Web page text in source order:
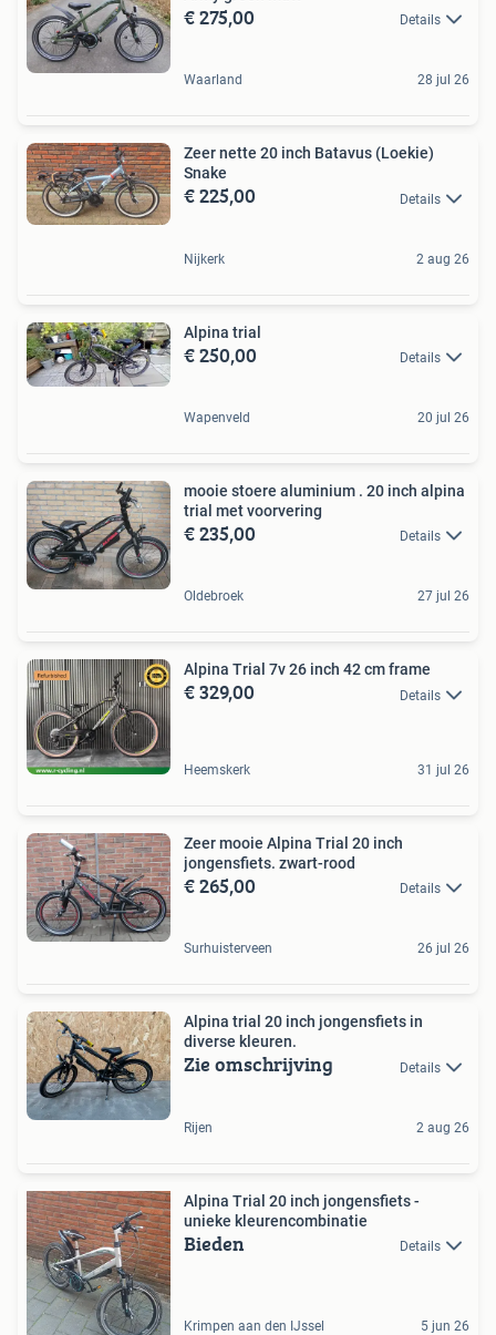
€ 275,00 Details
Waarland 28 jul 26
Zeer nette 20 inch Batavus (Loekie)
Snake
€ 225,00 Details
Nijkerk 2 aug 26
Alpina trial
€ 250,00 Details
Wapenveld 20 jul 26
mooie stoere aluminium . 20 inch alpina
trial met voorvering
€ 235,00 Details
Oldebroek 27 jul 26
Alpina Trial 7v 26 inch 42 cm frame
€ 329,00 Details
Heemskerk 31 jul 26
Zeer mooie Alpina Trial 20 inch
jongensfiets. zwart-rood
€ 265,00 Details
Surhuisterveen 26 jul 26
Alpina trial 20 inch jongensfiets in
diverse kleuren.
Zie omschrijving Details
Rijen 2 aug 26
Alpina Trial 20 inch jongensfiets -
unieke kleurencombinatie
Bieden Details
Krimpen aan den IJssel 5 jun 26